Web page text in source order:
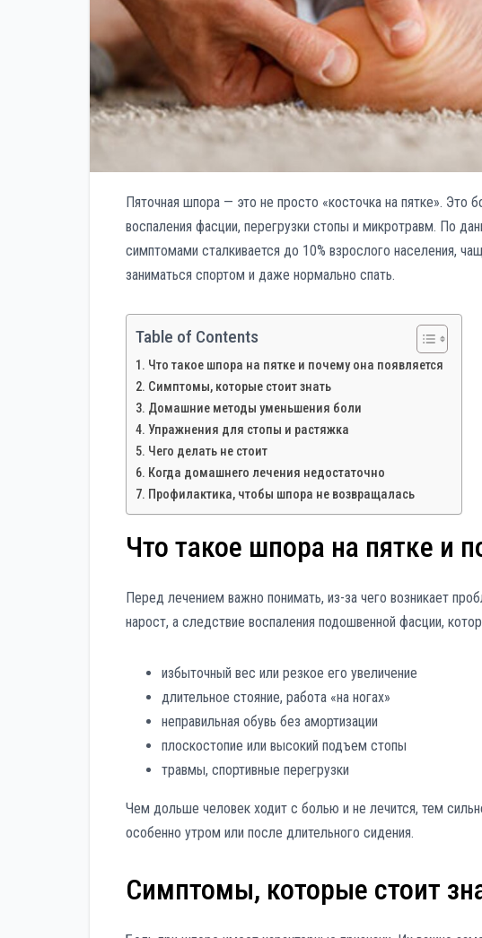
Пяточная шпора — это не просто «косточка на пятке». Это
воспаления фасции, перегрузки стопы и микротравм. По
симптомами сталкивается до 10% взрослого населения,
заниматься спортом и даже нормально спать.
Table of Contents
Что такое шпора на пятке и почему она появляется
Симптомы, которые стоит знать
Домашние методы уменьшения боли
Упражнения для стопы и растяжка
Чего делать не стоит
Когда домашнего лечения недостаточно
Профилактика, чтобы шпора не возвращалась
Что такое шпора на пятке и
Перед лечением важно понимать, из-за чего возникает
нарост, а следствие воспаления подошвенной фасции,
избыточный вес или резкое его увеличение
длительное стояние, работа «на ногах»
неправильная обувь без амортизации
плоскостопие или высокий подъем стопы
травмы, спортивные перегрузки
Чем дольше человек ходит с болью и не лечится, тем
особенно утром или после длительного сидения.
Симптомы, которые стоит